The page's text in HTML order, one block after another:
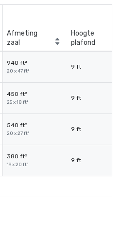
Afmeting
zaal
Hoogte
plafond
940 ft²
20 x 47 ft²
9 ft
450 ft²
25 x 18 ft²
9 ft
540 ft²
20 x 27 ft²
9 ft
380 ft²
19 x 20 ft²
9 ft